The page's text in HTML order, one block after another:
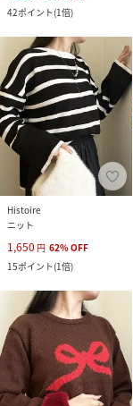
42ポイント(1倍)
Histoire
ニット
1,650 円 62%OFF
15ポイント(1倍)